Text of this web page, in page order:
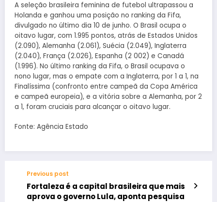
A seleção brasileira feminina de futebol ultrapassou a
Holanda e ganhou uma posição no ranking da Fifa,
divulgado no último dia 10 de junho. O Brasil ocupa o
oitavo lugar, com 1.995 pontos, atrás de Estados Unidos
(2.090), Alemanha (2.061), Suécia (2.049), Inglaterra
(2.040), França (2.026), Espanha (2 002) e Canadá
(1.996). No último ranking da Fifa, o Brasil ocupava o
nono lugar, mas o empate com a Inglaterra, por 1 a 1, na
Finalíssima (confronto entre campeã da Copa América
e campeã europeia), e a vitória sobre a Alemanha, por 2
a 1, foram cruciais para alcançar o oitavo lugar.
Fonte: Agência Estado
Previous post
Fortaleza é a capital brasileira que mais
aprova o governo Lula, aponta pesquisa